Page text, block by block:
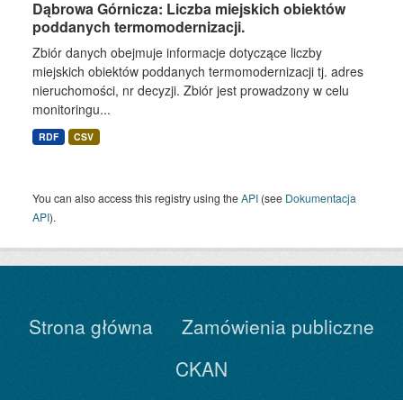
Dąbrowa Górnicza: Liczba miejskich obiektów
poddanych termomodernizacji.
Zbiór danych obejmuje informacje dotyczące liczby
miejskich obiektów poddanych termomodernizacji tj. adres
nieruchomości, nr decyzji. Zbiór jest prowadzony w celu
monitoringu...
RDF CSV
You can also access this registry using theAPI (see Dokumentacja
API).
Strona główna
Zamówienia publiczne
CKAN